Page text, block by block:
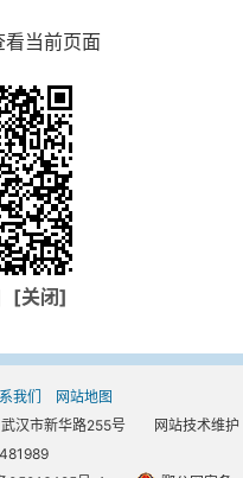
看当前页面
[关闭]
我们
网站地图
汉市新华路255号 网站技术维护